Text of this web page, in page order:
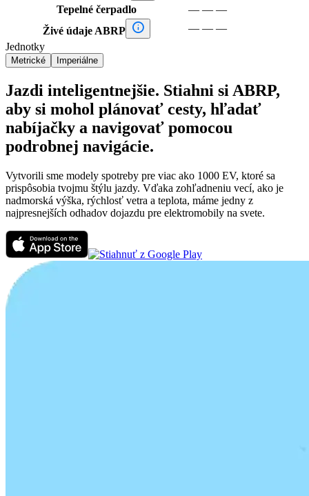
Tepelné čerpadlo
— — —
Živé údaje ABRP  — — —
Jednotky
Metrické Imperiálne
Jazdi inteligentnejšie. Stiahni si ABRP,
aby si mohol plánovať cesty, hľadať
nabíjačky a navigovať pomocou
podrobnej navigácie.
Vytvorili sme modely spotreby pre viac ako 1000 EV, ktoré sa
prispôsobia tvojmu štýlu jazdy. Vďaka zohľadneniu vecí, ako je
nadmorská výška, rýchlosť vetra a teplota, máme jedny z
najpresnejších odhadov dojazdu pre elektromobily na svete.